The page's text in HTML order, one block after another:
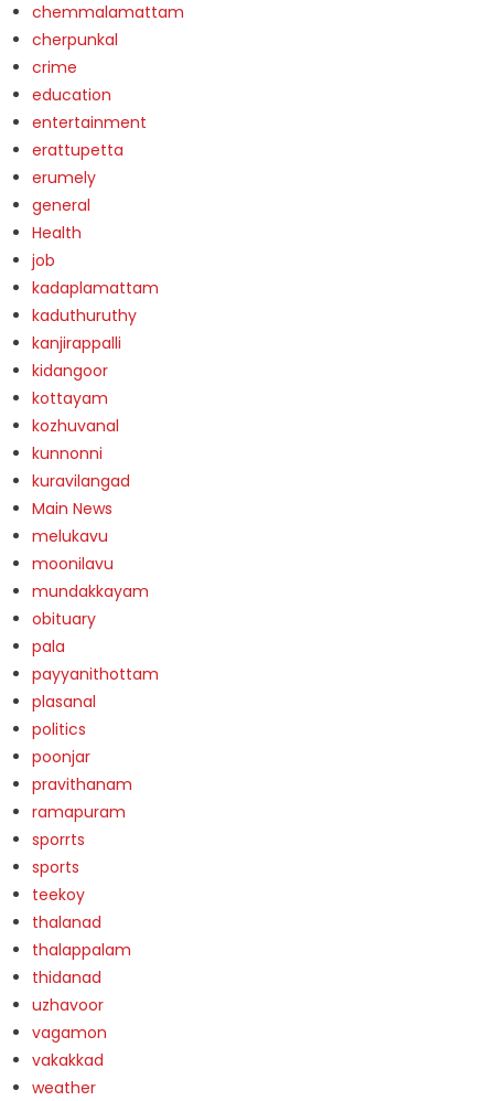
chemmalamattam
cherpunkal
crime
education
entertainment
erattupetta
erumely
general
Health
job
kadaplamattam
kaduthuruthy
kanjirappalli
kidangoor
kottayam
kozhuvanal
kunnonni
kuravilangad
Main News
melukavu
moonilavu
mundakkayam
obituary
pala
payyanithottam
plasanal
politics
poonjar
pravithanam
ramapuram
sporrts
sports
teekoy
thalanad
thalappalam
thidanad
uzhavoor
vagamon
vakakkad
weather